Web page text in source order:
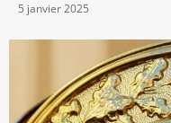
5 janvier 2025